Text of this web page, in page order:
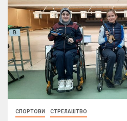
СПОРТОВИ СТРЕЛАШТВО